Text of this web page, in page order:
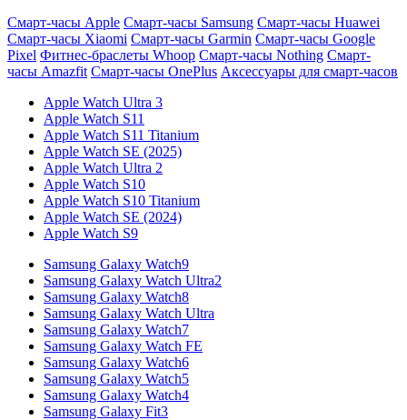
Смарт-часы Apple Смарт-часы Samsung Смарт-часы Huawei
Смарт-часы Xiaomi Смарт-часы Garmin Смарт-часы Google
Pixel Фитнес-браслеты Whoop Смарт-часы Nothing Смарт-
часы Amazfit Смарт-часы OnePlus Аксессуары для смарт-часов
Apple Watch Ultra 3
Apple Watch S11
Apple Watch S11 Titanium
Apple Watch SE (2025)
Apple Watch Ultra 2
Apple Watch S10
Apple Watch S10 Titanium
Apple Watch SE (2024)
Apple Watch S9
Samsung Galaxy Watch9
Samsung Galaxy Watch Ultra2
Samsung Galaxy Watch8
Samsung Galaxy Watch Ultra
Samsung Galaxy Watch7
Samsung Galaxy Watch FE
Samsung Galaxy Watch6
Samsung Galaxy Watch5
Samsung Galaxy Watch4
Samsung Galaxy Fit3